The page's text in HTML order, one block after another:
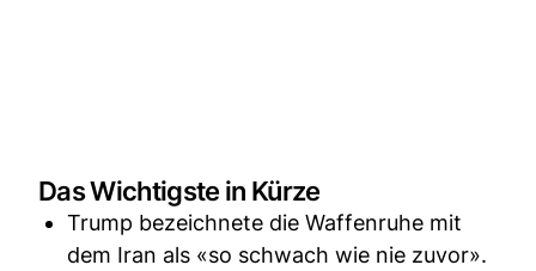
Das Wichtigste in Kürze
Trump bezeichnete die Waffenruhe mit
dem Iran als «so schwach wie nie zuvor».